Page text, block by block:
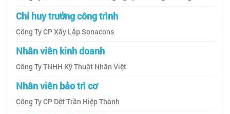
Chỉ huy trưởng công trình
Công Ty CP Xây Lắp Sonacons
Nhân viên kinh doanh
Công Ty TNHH Kỹ Thuật Nhân Việt
Nhân viên bảo trì cơ
Công Ty CP Dệt Trần Hiệp Thành